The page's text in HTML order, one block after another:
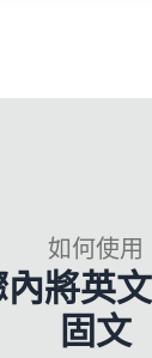
如何使用
將英
固文